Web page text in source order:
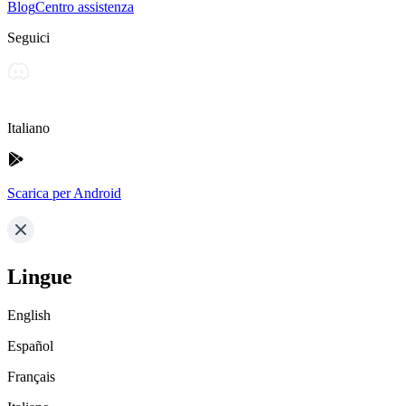
BlogCentro assistenza
Seguici
Italiano
Scarica per Android
Lingue
English
Español
Français